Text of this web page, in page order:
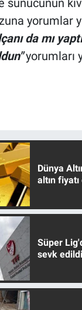
sunucunun
yorumlar
da mı
yorumları
Dünya
altın
Süper
sevk edildi